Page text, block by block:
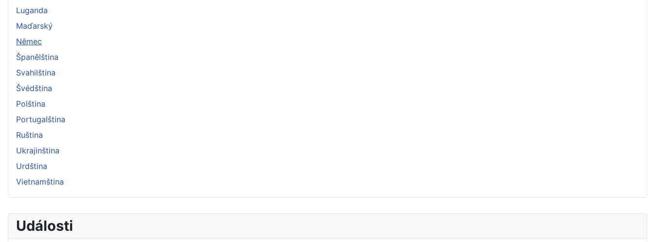
Události
Luganda
Maďarský
Němec
Španělština
Svahilština
Švédština
Polština
Portugalština
Ruština
Ukrajinština
Urdština
Vietnamština